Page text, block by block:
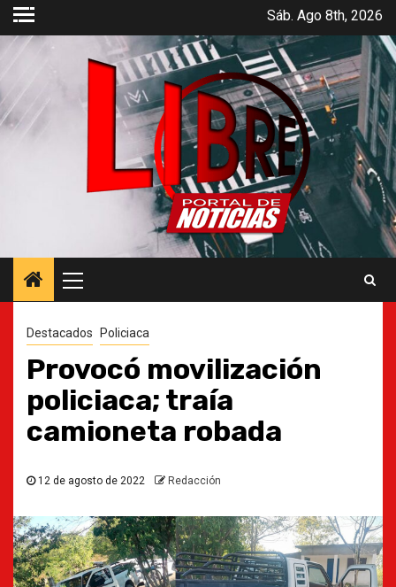
Saltar
contenido
Sáb. Ago 8th, 2026
principal
Destacados Policiaca
Provocó movilización
policiaca; traía
camioneta robada
12 de agosto de 2022 Redacción